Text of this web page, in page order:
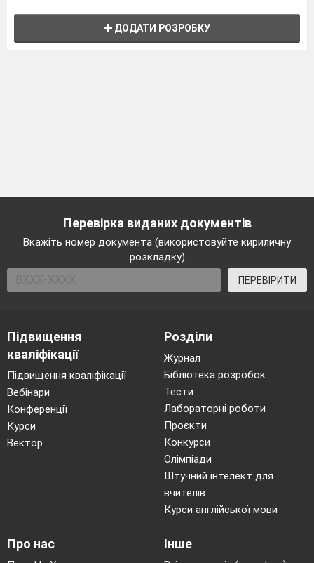
ДОДАТИ РОЗРОБКУ
Перевірка виданих документів
Вкажіть номер документа (використовуйте кириличну
розкладку)
ПЕРЕВІРИТИ
Підвищення
кваліфікації
Підвищення кваліфікації
Вебінари
Конференції
Курси
Вектор
Розділи
Журнал
Бібліотека розробок
Тести
Лабораторні роботи
Проєкти
Конкурси
Олімпіади
Штучний інтелект для
вчителів
Курси англійської мови
Про нас Інше